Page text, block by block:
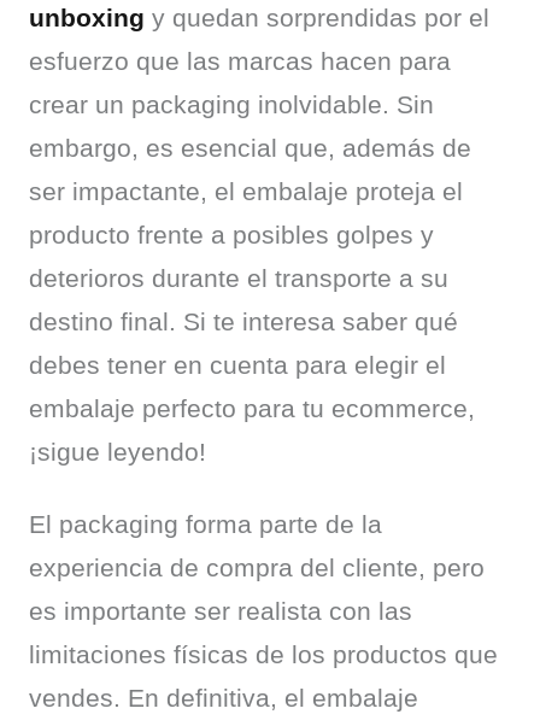
unboxing y quedan sorprendidas por el
esfuerzo que las marcas hacen para
crear un packaging inolvidable. Sin
embargo, es esencial que, además de
ser impactante, el embalaje proteja el
producto frente a posibles golpes y
deterioros durante el transporte a su
destino final. Si te interesa saber qué
debes tener en cuenta para elegir el
embalaje perfecto para tu ecommerce,
¡sigue leyendo!
El packaging forma parte de la
experiencia de compra del cliente, pero
es importante ser realista con las
limitaciones físicas de los productos que
vendes. En definitiva, el embalaje